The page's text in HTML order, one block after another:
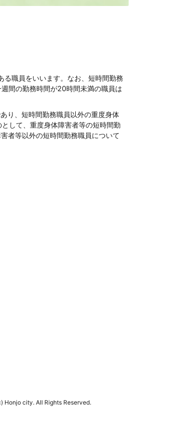
職員をいいます。なお、短時間勤務
間の勤務時間が20時間未満の職員は
り、短時間勤務職員以外の重度身体
して、重度身体障害者等の短時間勤
者等以外の短時間勤務職員について
Honjo city. All Rights Reserved.